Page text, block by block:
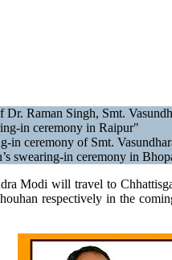
Raman Singh, Smt.
in ceremony in Raipur"
in ceremony of Smt.
swearing-in ceremony in
Modi will travel to
respectively in the